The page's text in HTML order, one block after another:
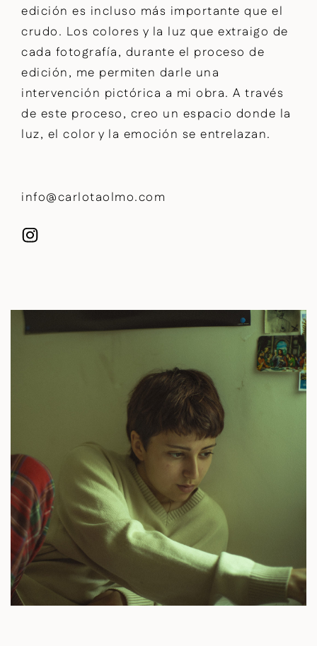
edición es incluso más importante que el
crudo. Los colores y la luz que extraigo de
cada fotografía, durante el proceso de
edición, me permiten darle una
intervención pictórica a mi obra. A través
de este proceso, creo un espacio donde la
luz, el color y la emoción se entrelazan.
info@carlotaolmo.com